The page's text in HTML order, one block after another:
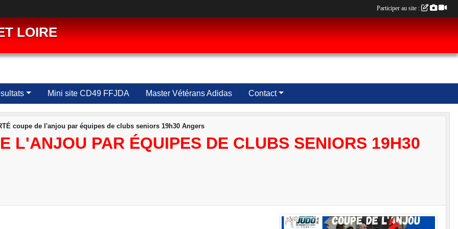
LOIRE
Mini site CD49 FFJDA Master Vétérans Adidas Contact
coupe de l'anjou par équipes de clubs seniors 19h30 Angers
L'ANJOU PAR ÉQUIPES DE CLUBS SENIORS 19H30
Participer au site :